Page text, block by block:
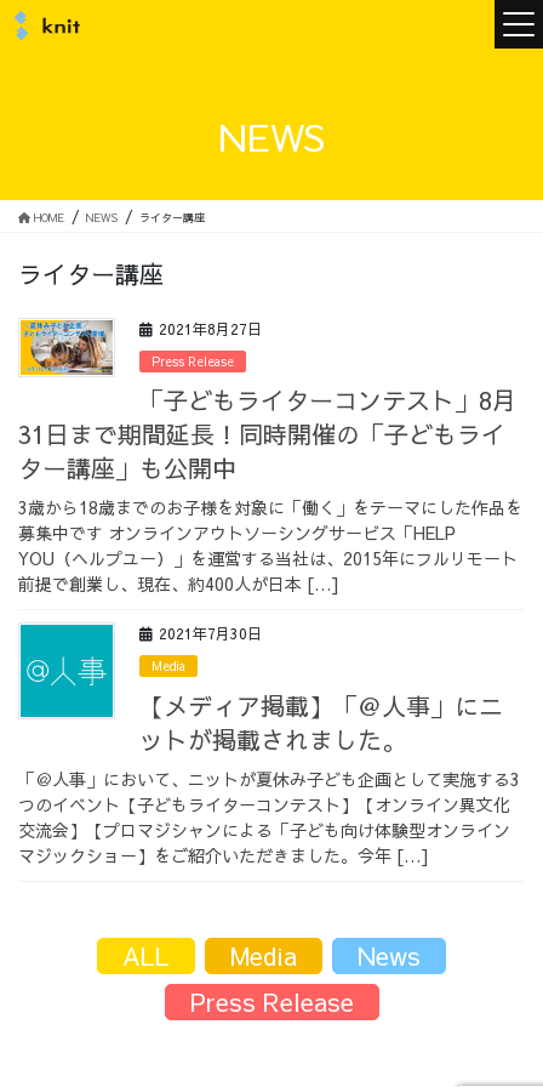
メンバー 会社概要
サービス
採用情報
採用情報トップ チームインタビュー01
チームインタビュー02 チームインタビュー03
NEWS
HOME NEWS ライター講座
ライター講座
2021年8月27日
Press Release
「子どもライターコンテスト」8月
31日まで期間延長！同時開催の「子どもライ
ター講座」も公開中
3歳から18歳までのお子様を対象に「働く」をテーマにした作品を
募集中です オンラインアウトソーシングサービス「HELP
YOU（ヘルプユー）」を運営する当社は、2015年にフルリモート
前提で創業し、現在、約400人が日本 […]
2021年7月30日
Media
【メディア掲載】「＠人事」にニ
ットが掲載されました。
「＠人事」において、ニットが夏休み子ども企画として実施する3
つのイベント【子どもライターコンテスト】【オンライン異文化
交流会】【プロマジシャンによる「子ども向け体験型オンライン
マジックショー】をご紹介いただきました。今年 […]
ALL Media
News
Press Release